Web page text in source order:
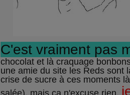
C'est vraiment pas
chocolat et là craquage
une amie du site les Reds sont
crise de sucre à ces moments
salée), mais ça n'excuse rien,